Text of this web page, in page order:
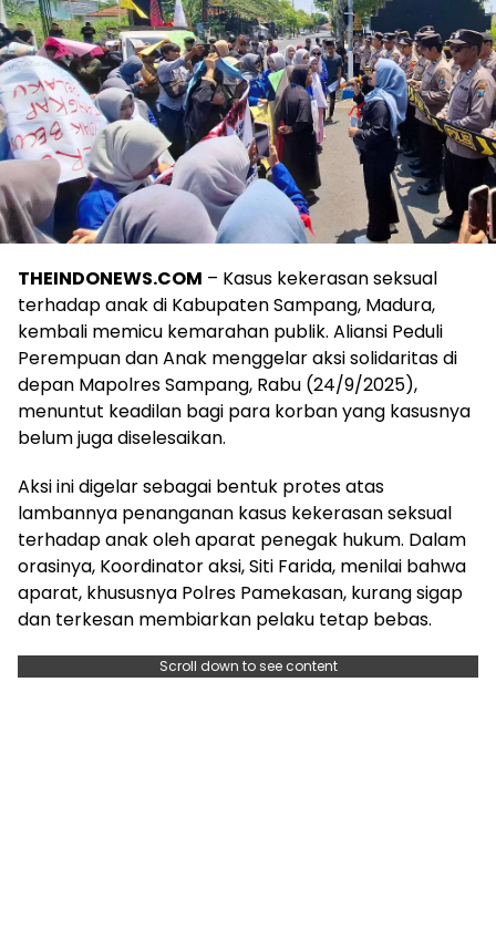
THEINDONEWS.COM – Kasus kekerasan seksual
terhadap anak di Kabupaten Sampang, Madura,
kembali memicu kemarahan publik. Aliansi Peduli
Perempuan dan Anak menggelar aksi solidaritas di
depan Mapolres Sampang, Rabu (24/9/2025),
menuntut keadilan bagi para korban yang kasusnya
belum juga diselesaikan.
Aksi ini digelar sebagai bentuk protes atas
lambannya penanganan kasus kekerasan seksual
terhadap anak oleh aparat penegak hukum. Dalam
orasinya, Koordinator aksi, Siti Farida, menilai bahwa
aparat, khususnya Polres Pamekasan, kurang sigap
dan terkesan membiarkan pelaku tetap bebas.
Scroll down to see content